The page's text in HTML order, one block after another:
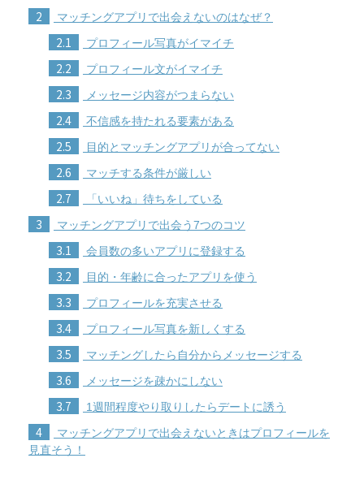
2 マッチングアプリで出会えないのはなぜ？
2.1 プロフィール写真がイマイチ
2.2 プロフィール文がイマイチ
2.3 メッセージ内容がつまらない
2.4 不信感を持たれる要素がある
2.5 目的とマッチングアプリが合ってない
2.6 マッチする条件が厳しい
2.7 「いいね」待ちをしている
3 マッチングアプリで出会う7つのコツ
3.1 会員数の多いアプリに登録する
3.2 目的・年齢に合ったアプリを使う
3.3 プロフィールを充実させる
3.4 プロフィール写真を新しくする
3.5 マッチングしたら自分からメッセージする
3.6 メッセージを疎かにしない
3.7 1週間程度やり取りしたらデートに誘う
4
マッチングアプリで出会えないときはプロフィールを
見直そう！